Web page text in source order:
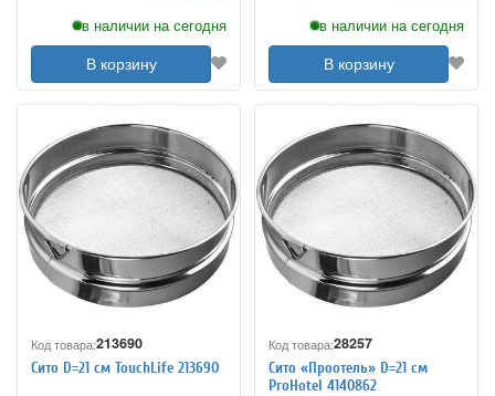
в наличии на сегодня
В корзину
в наличии на сегодня
В корзину
Код товара:213690
Сито D=21 см TouchLife 213690
Код товара:28257
Сито «Проотель» D=21 см
ProHotel 4140862